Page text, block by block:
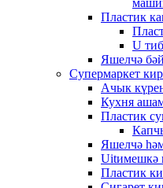
Пластик
U
Яшелчә
Супермаркет
Ачык
Кухня
Пластик
Яшелчә
Пластик